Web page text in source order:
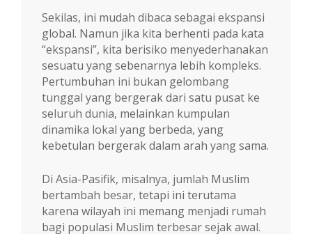
Sekilas, ini mudah dibaca sebagai ekspansi
global. Namun jika kita berhenti pada kata
“ekspansi”, kita berisiko menyederhanakan
sesuatu yang sebenarnya lebih kompleks.
Pertumbuhan ini bukan gelombang
tunggal yang bergerak dari satu pusat ke
seluruh dunia, melainkan kumpulan
dinamika lokal yang berbeda, yang
kebetulan bergerak dalam arah yang sama.
Di Asia-Pasifik, misalnya, jumlah Muslim
bertambah besar, tetapi ini terutama
karena wilayah ini memang menjadi rumah
bagi populasi Muslim terbesar sejak awal.